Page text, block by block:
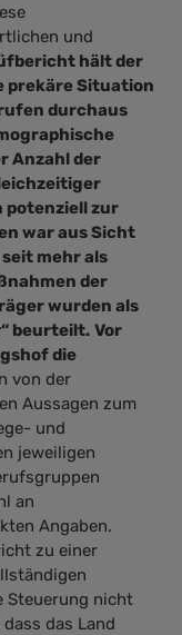
und
hält der
prekäre Situation
durchaus
Anzahl der
potenziell zur
war aus Sicht
mehr als
der
wurden als
“ beurteilt. Vor
die
von der
Aussagen zum
und
jeweiligen
an
Angaben.
zu einer
Steuerung nicht
das Land